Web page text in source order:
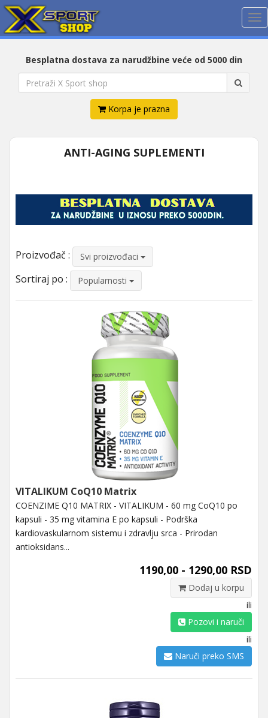
Besplatna dostava za narudžbine veće od 5000 din
Korpa je prazna
ANTI-AGING SUPLEMENTI
Proizvođač : Svi proizvođaci
Sortiraj po : Popularnosti
VITALIKUM CoQ10 Matrix
COENZIME Q10 MATRIX - VITALIKUM - 60 mg CoQ10 po
kapsuli - 35 mg vitamina E po kapsuli - Podrška
kardiovaskularnom sistemu i zdravlju srca - Prirodan
antioksidans...
1190,00 - 1290,00 RSD
Dodaj u korpu
ili
Pozovi i naruči
ili
Naruči preko SMS